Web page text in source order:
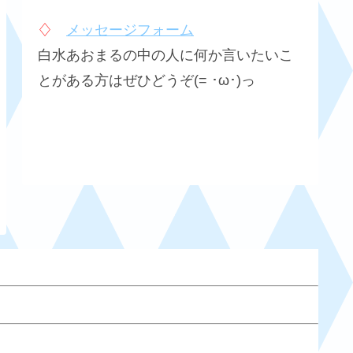
♢
メッセージフォーム
白水あおまるの中の人に何か言いたいこ
とがある方はぜひどうぞ(= ･ω･)っ